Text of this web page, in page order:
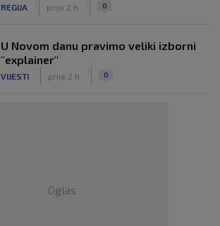
REGIJA prije 2 h 0
U Novom danu pravimo veliki izborni
"explainer"
VIJESTI prije 2 h 0
Oglas